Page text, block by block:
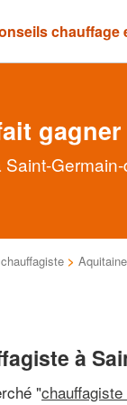
chauffage
> Aquitaine
à
"